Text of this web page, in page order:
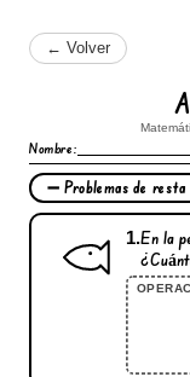
← Volver
Nombre:
➖ Problemas de resta
1.En la